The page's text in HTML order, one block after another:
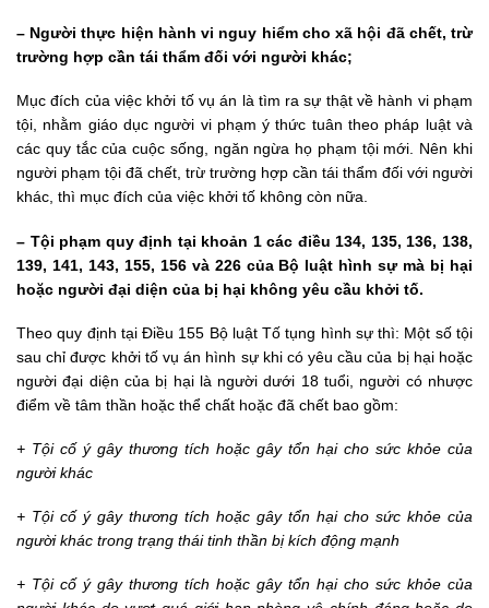
– Người thực hiện hành vi nguy hiểm cho xã hội đã chết, trừ
trường hợp cần tái thẩm đối với người khác;
Mục đích của việc khởi tố vụ án là tìm ra sự thật về hành vi phạm
tội, nhằm giáo dục người vi phạm ý thức tuân theo pháp luật và
các quy tắc của cuộc sống, ngăn ngừa họ phạm tội mới. Nên khi
người phạm tội đã chết, trừ trường hợp cần tái thẩm đối với người
khác, thì mục đích của việc khởi tố không còn nữa.
– Tội phạm quy định tại khoản 1 các điều 134, 135, 136, 138,
139, 141, 143, 155, 156 và 226 của Bộ luật hình sự mà bị hại
hoặc người đại diện của bị hại không yêu cầu khởi tố.
Theo quy định tại Điều 155 Bộ luật Tố tụng hình sự thì: Một số tội
sau chỉ được khởi tố vụ án hình sự khi có yêu cầu của bị hại hoặc
người đại diện của bị hại là người dưới 18 tuổi, người có nhược
điểm về tâm thần hoặc thể chất hoặc đã chết bao gồm:
+ Tội cố ý gây thương tích hoặc gây tổn hại cho sức khỏe của
người khác
+ Tội cố ý gây thương tích hoặc gây tổn hại cho sức khỏe của
người khác trong trạng thái tinh thần bị kích động mạnh
+ Tội cố ý gây thương tích hoặc gây tổn hại cho sức khỏe của